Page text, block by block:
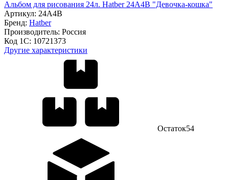
Альбом для рисования 24л. Hatber 24А4В "Девочка-кошка"
Артикул: 24А4В
Бренд: Hatber
Производитель: Россия
Код 1С: 10721373
Другие характеристики
Остаток54